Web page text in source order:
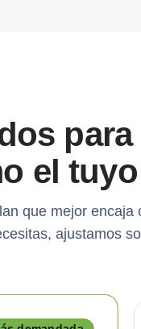
para
el tuyo
que mejor encaja
ajustamos